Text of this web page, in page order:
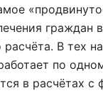
граждан
расчёта. В тех
по
в расчётах